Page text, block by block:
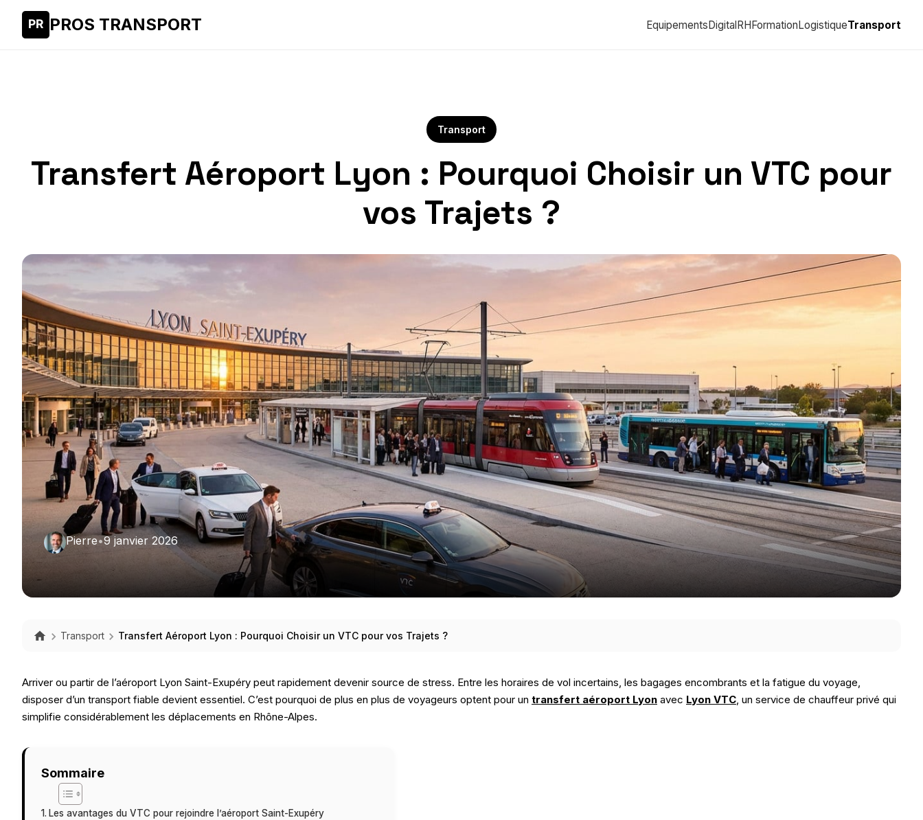
PROS TRANSPORT EquipementsDigitalRHFormationLogistiqueTransport
Transport
Transfert Aéroport Lyon : Pourquoi Choisir un VTC pour
vos Trajets ?
Pierre•9 janvier 2026
Transport Transfert Aéroport Lyon : Pourquoi Choisir un VTC pour vos Trajets ?
Arriver ou partir de l’aéroport Lyon Saint-Exupéry peut rapidement devenir source de stress. Entre les horaires de vol incertains, les bagages encombrants et la fatigue du voyage,
disposer d’un transport fiable devient essentiel. C’est pourquoi de plus en plus de voyageurs optent pour un transfert aéroport Lyon avec Lyon VTC, un service de chauffeur privé qui
simplifie considérablement les déplacements en Rhône-Alpes.
Sommaire
Les avantages du VTC pour rejoindre l’aéroport Saint-Exupéry